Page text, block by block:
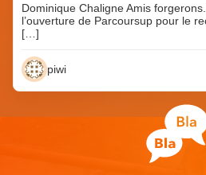
Dominique Chaligne Amis
l’ouverture de Parcoursup pour le
[…]
piwi